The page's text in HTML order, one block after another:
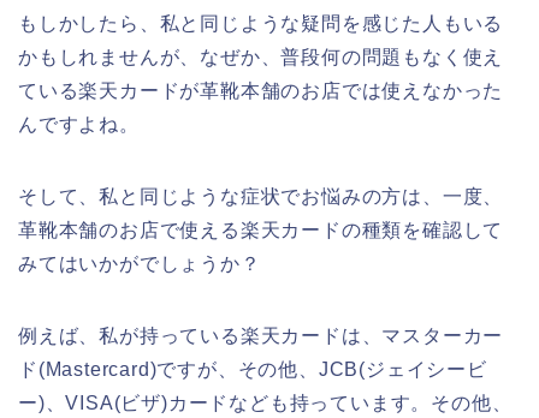
もしかしたら、私と同じような疑問を感じた人もいる
かもしれませんが、なぜか、普段何の問題もなく使え
ている楽天カードが革靴本舗のお店では使えなかった
んですよね。
そして、私と同じような症状でお悩みの方は、一度、
革靴本舗のお店で使える楽天カードの種類を確認して
みてはいかがでしょうか？
例えば、私が持っている楽天カードは、マスターカー
ド(Mastercard)ですが、その他、JCB(ジェイシービ
ー)、VISA(ビザ)カードなども持っています。その他、